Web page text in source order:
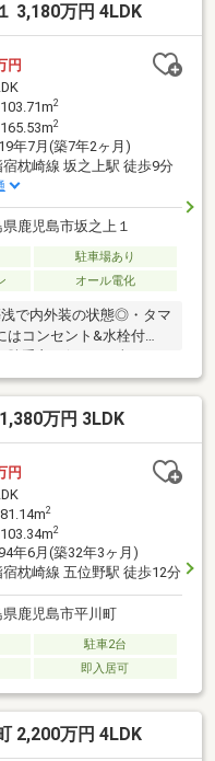
3,180万円 4LDK
円
2
2
年7月(築7年2ヶ月)
宿枕崎線 坂之上駅 徒歩9分
県鹿児島市坂之上１
駐車場あり
オール電化
で内外装の状態◎・タマ
はコンセント&水栓付
で風通し◎・モニターイ
蓄電池システムあり）・
す！・駅やコンビニ、
帖の4LDK耐震等級
ム施工で省令準耐火構造
し入れも快適です
万円 3LDK
円
2
2
年6月(築32年3ヶ月)
宿枕崎線 五位野駅 徒歩12分
県鹿児島市平川町
駐車2台
即入居可
2,200万円 4LDK